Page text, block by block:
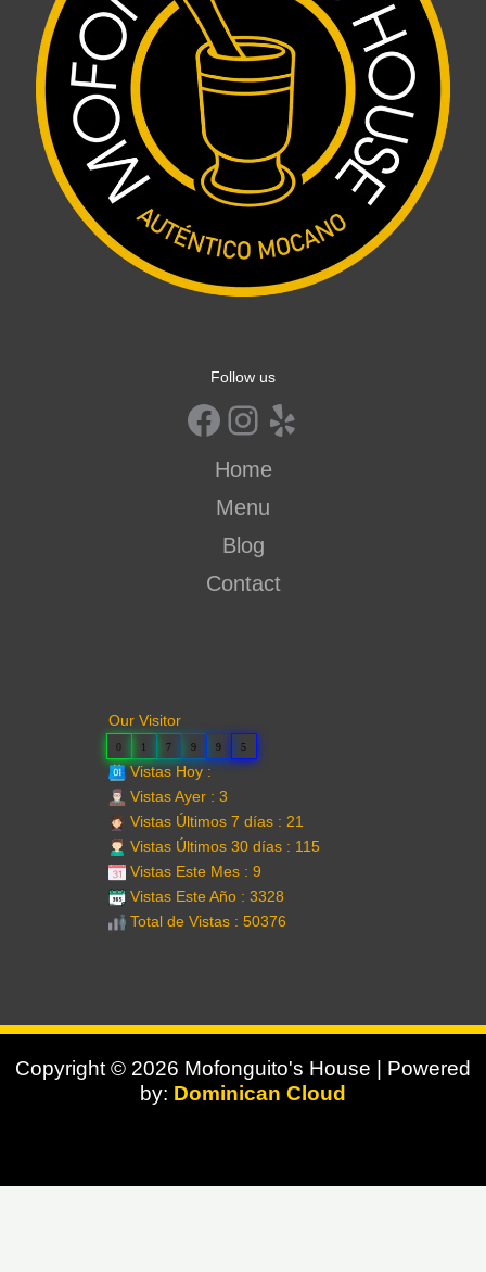
Follow us
Home
Menu
Blog
Contact
Our Visitor
0 1 7 9 9 5
Vistas Hoy :
Vistas Ayer : 3
Vistas Últimos 7 días : 21
Vistas Últimos 30 días : 115
Vistas Este Mes : 9
Vistas Este Año : 3328
Total de Vistas : 50376
Copyright © 2026 Mofonguito's House | Powered
by: Dominican Cloud